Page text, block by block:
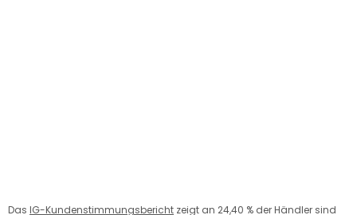
Das IG-Kundenstimmungsbericht zeigt an 24,40 % der Händler sind